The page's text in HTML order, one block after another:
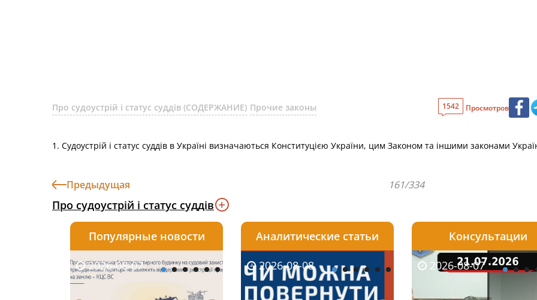
Про судоустрій і статус суддів (СОДЕРЖАНИЕ) Прочие законы 1542 Просмотров
1. Судоустрій і статус суддів в Україні визначаються Конституцією України, цим Законом та іншими законами
Предыдущая 161/334
Про судоустрій і статус суддів
Популярные новости
2026-08-07 2026-08-06 2026-08-06
Аналитические статьи
2026-08-03 2026-08-08 2026-08-07
Консультации
2026-05-25 2026-08-07
2026-07-30